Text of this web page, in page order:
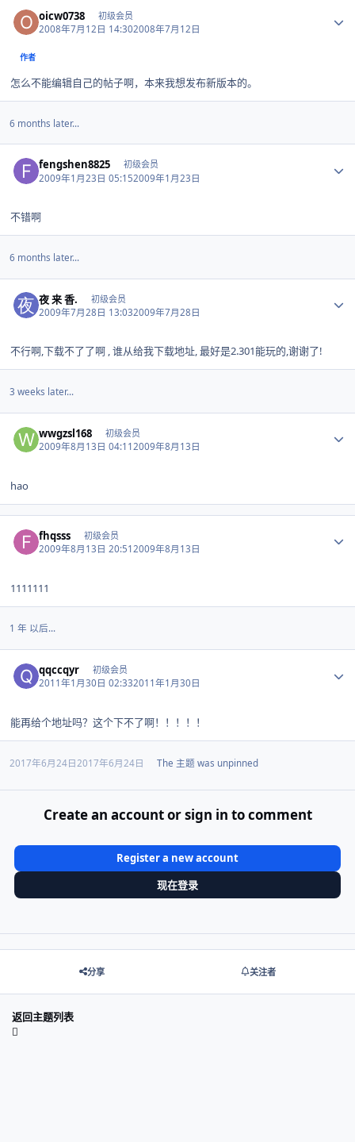
oicw0738 初级会员
2008年7月12日 14:302008年7月12日
作者
怎么不能编辑自己的帖子啊，本来我想发布新版本的。
6 months later...
fengshen8825 初级会员
2009年1月23日 05:152009年1月23日
不错啊
6 months later...
夜 来 香. 初级会员
2009年7月28日 13:032009年7月28日
不行啊,下载不了了啊 , 谁从给我下载地址, 最好是2.301能玩的,谢谢了!
3 weeks later...
wwgzsl168 初级会员
2009年8月13日 04:112009年8月13日
hao
fhqsss 初级会员
2009年8月13日 20:512009年8月13日
1111111
1 年 以后...
qqccqyr 初级会员
2011年1月30日 02:332011年1月30日
能再给个地址吗？这个下不了啊！！！！！
2017年6月24日2017年6月24日 The 主题 was unpinned
Create an account or sign in to comment
Register a new account
现在登录
分享 关注者
返回主题列表